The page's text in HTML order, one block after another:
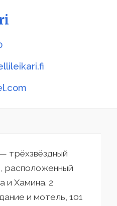
трёхзвёздный
расположенный
и Хамина. 2
и мотель, 101